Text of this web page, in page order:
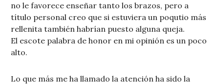
no le favorece enseñar tanto los brazos, pero a
título personal creo que si estuviera un poqutio más
rellenita también habrían puesto alguna queja.
El escote palabra de honor en mi opinión es un poco
alto.
Lo que más me ha llamado la atención ha sido la